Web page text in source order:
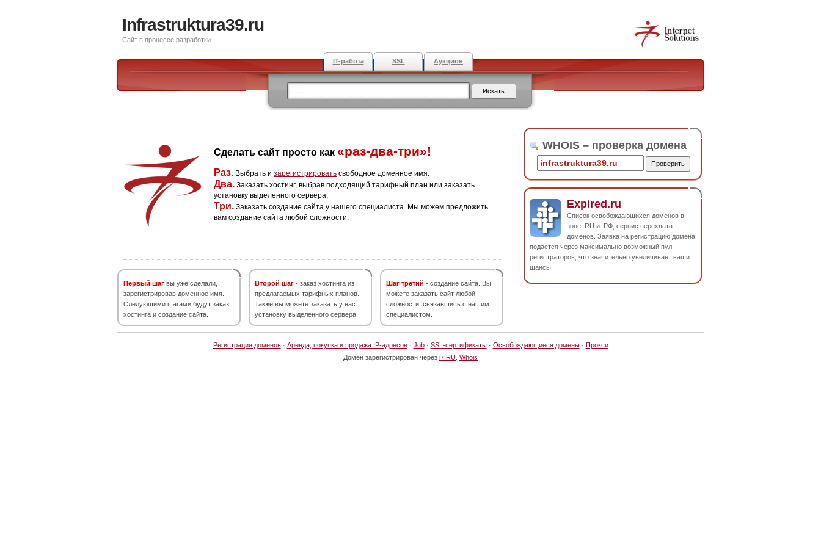
Infrastruktura39.ru
Сайт в процессе разработки
IT-работа SSL Аукцион
Сделать сайт просто как «раз-два-три»!
Раз. Выбрать и зарегистрировать свободное доменное имя.
Два. Заказать хостинг, выбрав подходящий тарифный план или заказать
установку выделенного сервера.
Три. Заказать создание сайта у нашего специалиста. Мы можем предложить
вам создание сайта любой сложности.
Первый шаг вы уже сделали,
зарегистрировав доменное имя.
Следующими шагами будут заказ
хостинга и создание сайта.
Второй шаг - заказ хостинга из
предлагаемых тарифных планов.
Также вы можете заказать у нас
установку выделенного сервера.
Шаг третий - создание сайта. Вы
можете заказать сайт любой
сложности, связавшись с нашим
специалистом.
WHOIS – проверка домена
Expired.ru
Список освобождающихся доменов в
зоне .RU и .РФ, сервис перехвата
доменов. Заявка на регистрацию домена
подается через максимально возможный пул
регистраторов, что значительно увеличивает ваши
шансы.
Регистрация доменов· Аренда, покупка и продажа IP-адресов· Job· SSL-сертификаты· Освобождающиеся домены· Прокси
Домен зарегистрирован через i7.RU Whois